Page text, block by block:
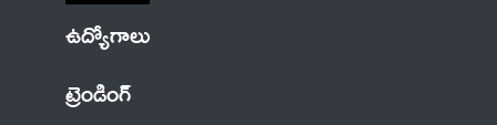
ఉద్యోగాలు
ట్రెండింగ్